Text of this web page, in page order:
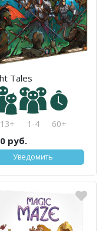
Tales
13+ 1-4 60+
руб.
Уведомить